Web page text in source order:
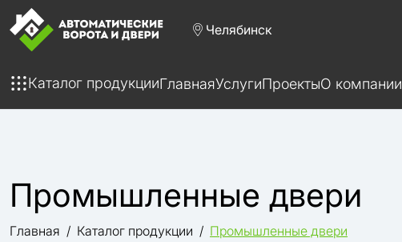
Челябинск
Каталог продукцииГлавнаяУслугиПроектыО компании
Промышленные двери
Главная Каталог продукции Промышленные двери